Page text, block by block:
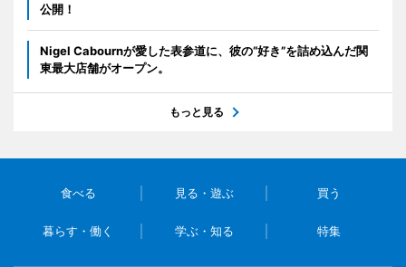
公開！
Nigel Cabournが愛した表参道に、彼の“好き”を詰め込んだ関
東最大店舗がオープン。
もっと見る
食べる 見る・遊ぶ 買う
暮らす・働く 学ぶ・知る 特集